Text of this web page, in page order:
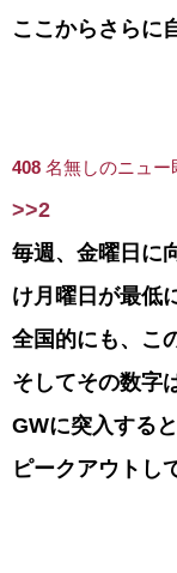
ここからさらに
408 名無しのニュー
>>2
毎週、金曜日に
け月曜日が最低
全国的にも、こ
そしてその数字
GWに突入する
ピークアウトし